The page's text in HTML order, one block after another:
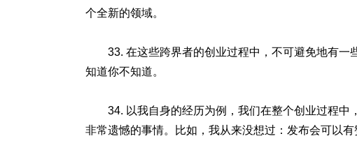
个全新的领域。
33. 在这些跨界者的创业过程中，不可避免地有
知道你不知道。
34. 以我自身的经历为例，我们在整个创业过程
非常遗憾的事情。比如，我从来没想过：发布会可以有